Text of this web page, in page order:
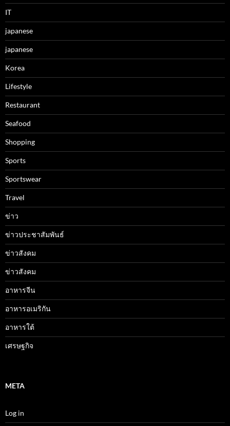
IT
japanese
japanese
Korea
Lifestyle
Restaurant
Seafood
Shopping
Sports
Sportswear
Travel
ข่าว
ข่าวประชาสัมพันธ์
ข่าวสังคม
ข่าวสังคม
อาหารจีน
อาหารอเมริกัน
อาหารใต้
เศรษฐกิจ
META
Log in